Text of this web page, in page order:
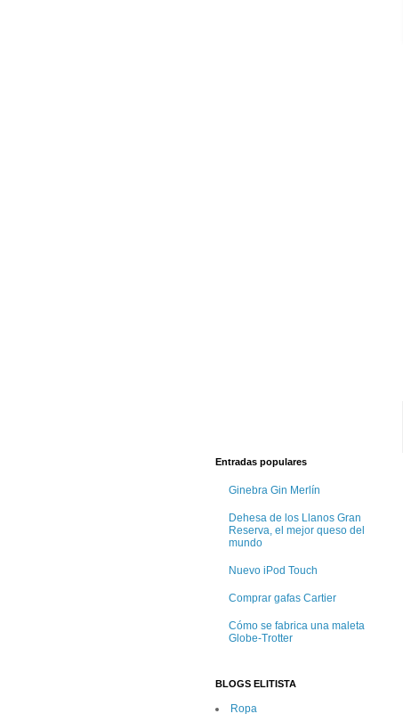
Entradas populares
Ginebra Gin Merlín
Dehesa de los Llanos Gran
Reserva, el mejor queso del
mundo
Nuevo iPod Touch
Comprar gafas Cartier
Cómo se fabrica una maleta
Globe-Trotter
BLOGS ELITISTA
Ropa